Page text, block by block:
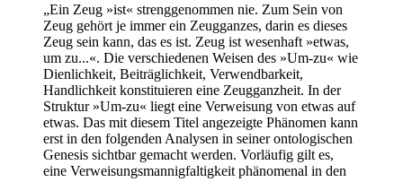
„Ein Zeug »ist« strenggenommen nie. Zum Sein von
Zeug gehört je immer ein Zeugganzes, darin es dieses
Zeug sein kann, das es ist. Zeug ist wesenhaft »etwas,
um zu...«. Die verschiedenen Weisen des »Um-zu« wie
Dienlichkeit, Beiträglichkeit, Verwendbarkeit,
Handlichkeit konstituieren eine Zeugganzheit. In der
Struktur »Um-zu« liegt eine Verweisung von etwas auf
etwas. Das mit diesem Titel angezeigte Phänomen kann
erst in den folgenden Analysen in seiner ontologischen
Genesis sichtbar gemacht werden. Vorläufig gilt es,
eine Verweisungsmannigfaltigkeit phänomenal in den